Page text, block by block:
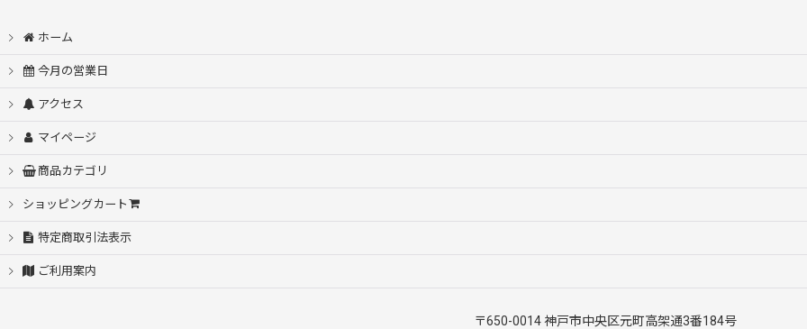
ホーム
今月の営業日
アクセス
マイページ
商品カテゴリ
ショッピングカート
特定商取引法表示
ご利用案内
〒650-0014 神戸市中央区元町高架通3番184号